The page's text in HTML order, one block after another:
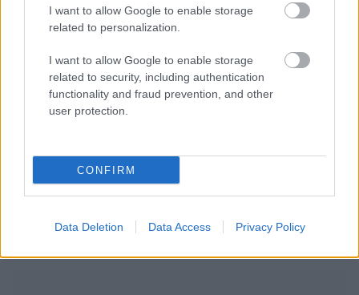
I want to allow Google to enable storage
related to personalization.
I want to allow Google to enable storage
related to security, including authentication
functionality and fraud prevention, and other
user protection.
CONFIRM
Data Deletion Data Access Privacy Policy